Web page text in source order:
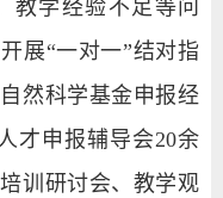
教学经验不足等问
展“一对一”结对指
然科学基金申报经
才申报辅导会20余
训研讨会、教学观